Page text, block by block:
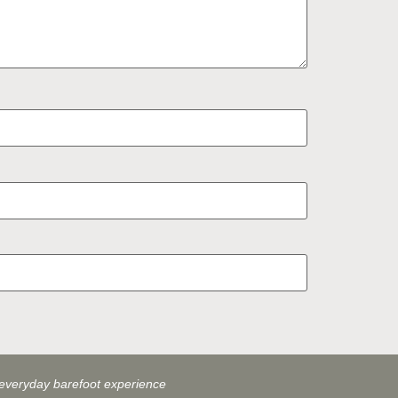
barefoot experience